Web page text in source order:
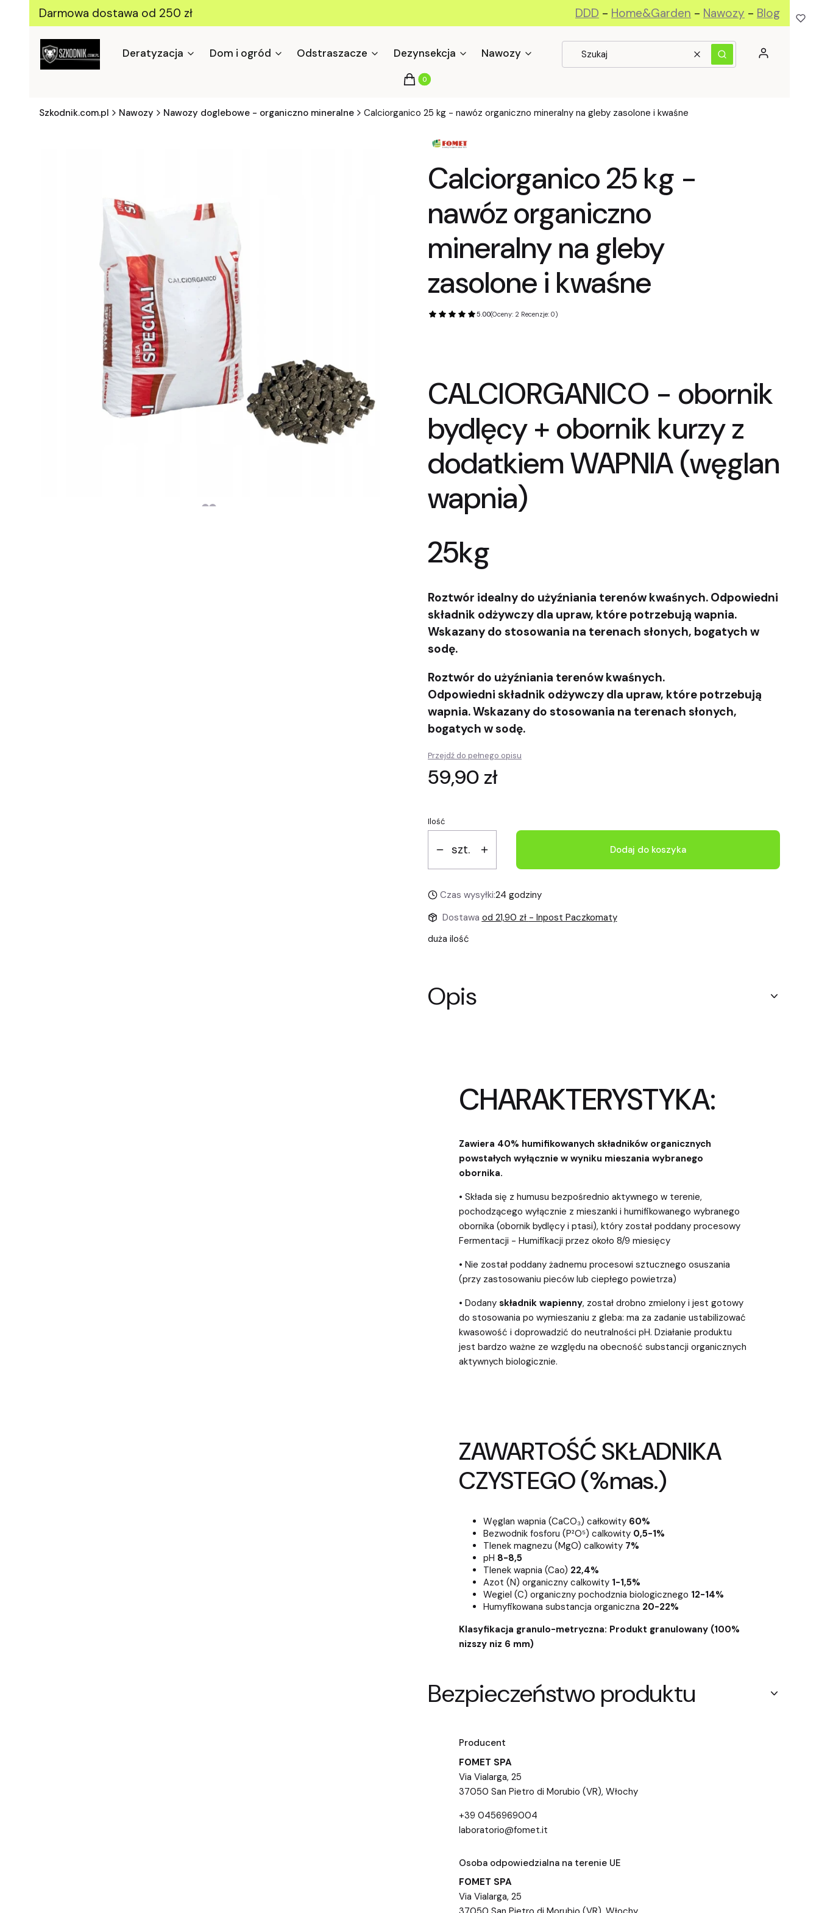
Darmowa dostawa od 250 zł DDD - Home&Garden - Nawozy - Blog
Deratyzacja Dom i ogród Odstraszacze Dezynsekcja Nawozy WyczyśćSzukaj
Zaloguj się
Produkty w koszyku: 0. Zobacz szczegóły
Koszyk
Szkodnik.com.pl Nawozy Nawozy doglebowe - organiczno mineralne Calciorganico 25 kg - nawóz organiczno mineralny na gleby zasolone i kwaśne
Calciorganico 25 kg -
nawóz organiczno
mineralny na gleby
zasolone i kwaśne
5.00(Oceny: 2 Recenzje: 0)
CALCIORGANICO - obornik
bydlęcy + obornik kurzy z
dodatkiem WAPNIA (węglan
wapnia)
25kg
Roztwór idealny do użyźniania terenów kwaśnych. Odpowiedni
składnik odżywczy dla upraw, które potrzebują wapnia.
Wskazany do stosowania na terenach słonych, bogatych w
sodę.
Roztwór do użyźniania terenów kwaśnych.
Odpowiedni składnik odżywczy dla upraw, które potrzebują
wapnia. Wskazany do stosowania na terenach słonych,
bogatych w sodę.
Przejdź do pełnego opisu
Cena
59,90 zł
Ilość
szt. Dodaj do koszyka
Czas wysyłki:24 godziny
Dostawa od 21,90 zł - Inpost Paczkomaty
duża ilość
Opis
CHARAKTERYSTYKA:
Zawiera 40% humifikowanych składników organicznych
powstałych wyłącznie w wyniku mieszania wybranego
obornika.
• Składa się z humusu bezpośrednio aktywnego w terenie,
pochodzącego wyłącznie z mieszanki i humifikowanego wybranego
obornika (obornik bydlęcy i ptasi), który został poddany procesowy
Fermentacji - Humifikacji przez około 8/9 miesięcy
• Nie został poddany żadnemu procesowi sztucznego osuszania
(przy zastosowaniu pieców lub ciepłego powietrza)
• Dodany składnik wapienny, został drobno zmielony i jest gotowy
do stosowania po wymieszaniu z gleba: ma za zadanie ustabilizować
kwasowość i doprowadzić do neutralności pH. Działanie produktu
jest bardzo ważne ze względu na obecność substancji organicznych
aktywnych biologicznie.
ZAWARTOŚĆ SKŁADNIKA
CZYSTEGO (%mas.)
Węglan wapnia (CaCO₃) całkowity 60%
Bezwodnik fosforu (P²O⁵) calkowity 0,5-1%
Tlenek magnezu (MgO) calkowity7%
pH 8-8,5
Tlenek wapnia (Cao) 22,4%
Azot (N) organiczny calkowity1-1,5%
Wegiel (C) organiczny pochodznia biologicznego 12-14%
Humyfikowana substancja organiczna 20-22%
Klasyfikacja granulo-metryczna: Produkt granulowany (100%
nizszy niz 6 mm)
Bezpieczeństwo produktu
Producent
FOMET SPA
Via Vialarga, 25
37050 San Pietro di Morubio (VR), Włochy
+39 0456969004
laboratorio@fomet.it
Osoba odpowiedzialna na terenie UE
FOMET SPA
Via Vialarga, 25